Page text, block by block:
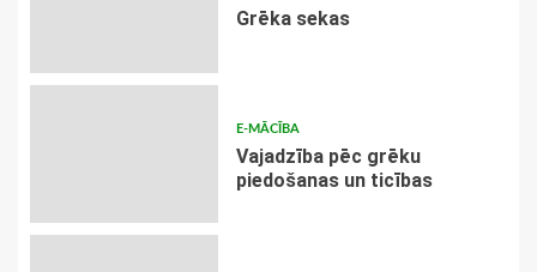
Grēka sekas
E-MĀCĪBA
Vajadzība pēc grēku
piedošanas un ticības